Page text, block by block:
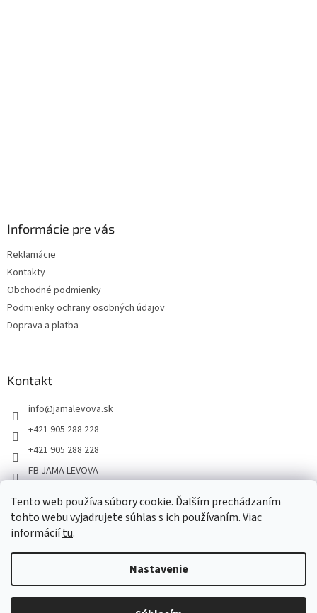
Tento web používa súbory cookie. Ďalším prechádzaním
tohto webu vyjadrujete súhlas s ich používaním. Viac
informáciítu.
Nastavenie
Vážení zákazníci, z dôvodu dovoleniek môže v tomto období
dochádzať ku predĺženiu dodacích lehôt. Od 30.7. do 10.8. bude
Informácie pre vás
Reklamácie
Kontakty
Obchodné podmienky
Podmienky ochrany osobných údajov
Doprava a platba
Kontakt
info@jamalevova.sk
+421 905 288 228
+421 905 288 228
FB JAMA LEVOVA
JamaLevova
+421905288228